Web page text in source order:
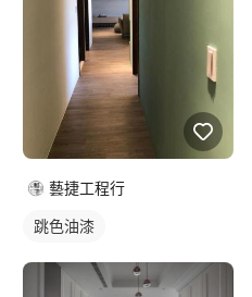
藝捷工程行
跳色油漆